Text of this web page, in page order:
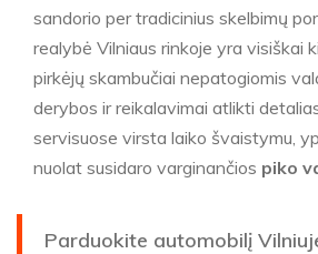
sandorio per tradicinius skelbimų
realybė Vilniaus rinkoje yra visiškai
pirkėjų skambučiai nepatogiomis
derybos ir reikalavimai atlikti
servisuose virsta laiko švaistymu,
nuolat susidaro varginančios piko
Parduokite automobilį